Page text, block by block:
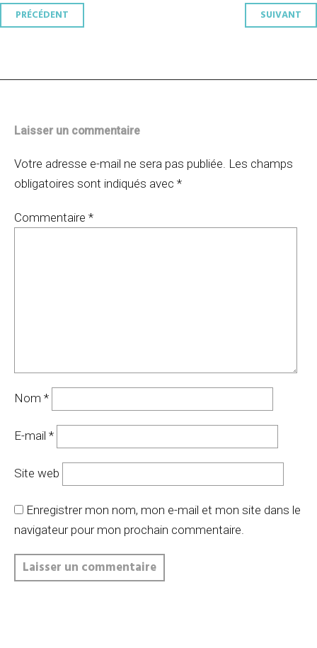
Navigation
PRÉCÉDENT SUIVANT
Laisser un commentaire
Votre adresse e-mail ne sera pas publiée. Les champs
obligatoires sont indiqués avec *
Commentaire *
Nom *
E-mail *
Site web
Enregistrer mon nom, mon e-mail et mon site dans le
navigateur pour mon prochain commentaire.